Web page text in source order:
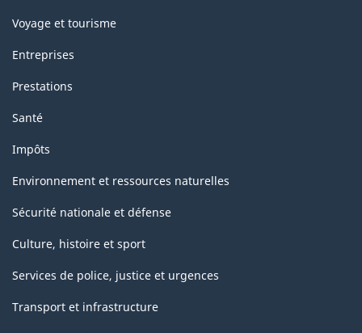
Voyage et tourisme
Entreprises
Prestations
Santé
Impôts
Environnement et ressources naturelles
Sécurité nationale et défense
Culture, histoire et sport
Services de police, justice et urgences
Transport et infrastructure